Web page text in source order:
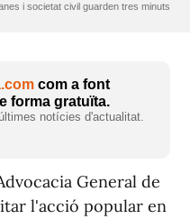
i societat civil guarden tres minuts
com a font
forma gratuïta.
notícies d'actualitat.
General de
l'acció popular en